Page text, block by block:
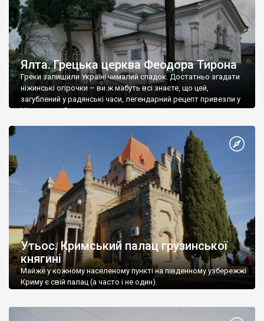
Ялта. Грецька церква Феодора Тирона
Греки залишили Україні чималий спадок. Достатньо згадати
ніжинські огірочки – ви ж мабуть всі знаєте, що цей,
загублений у радянські часи, легендарний рецепт привезли у
Ніжин греки?
Утьос. Кримський палац грузинської
княгині
Майже у кожному населеному пункті на південному узбережжі
Криму є свій палац (а часто і не один).